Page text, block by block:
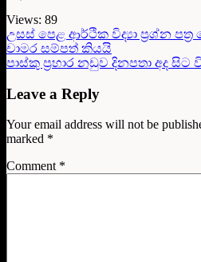
Views: 89
උසස් පෙළ ආර්ථික විද්‍යා ප‍්‍රශ්න පත‍්‍ර
චාමර සම්පත් කියයි
පාස්කු ප්‍රහාර නඩුව දිනපතා අද සිට
Leave a Reply
Your email address will not be
marked *
Comment *